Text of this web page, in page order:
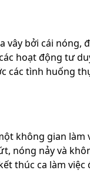
bởi cái nóng,
hoạt động tư
các tình huống
không gian làm
nóng nảy và
thúc ca làm